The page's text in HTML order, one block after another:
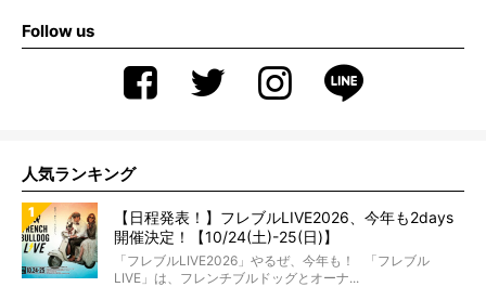
Follow us
人気ランキング
【日程発表！】フレブルLIVE2026、今年も2days
開催決定！【10/24(土)-25(日)】
「フレブルLIVE2026」やるぜ、今年も！ 「フレブル
LIVE」は、フレンチブルドッグとオーナ...